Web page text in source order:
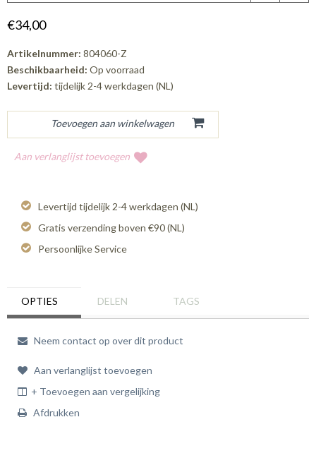
€34,00
Artikelnummer: 804060-Z
Beschikbaarheid: Op voorraad
Levertijd: tijdelijk 2-4 werkdagen (NL)
Aan verlanglijst toevoegen
Levertijd tijdelijk 2-4 werkdagen (NL)
Gratis verzending boven €90 (NL)
Persoonlijke Service
OPTIES DELEN TAGS
Neem contact op over dit product
Aan verlanglijst toevoegen
+ Toevoegen aan vergelijking
Afdrukken